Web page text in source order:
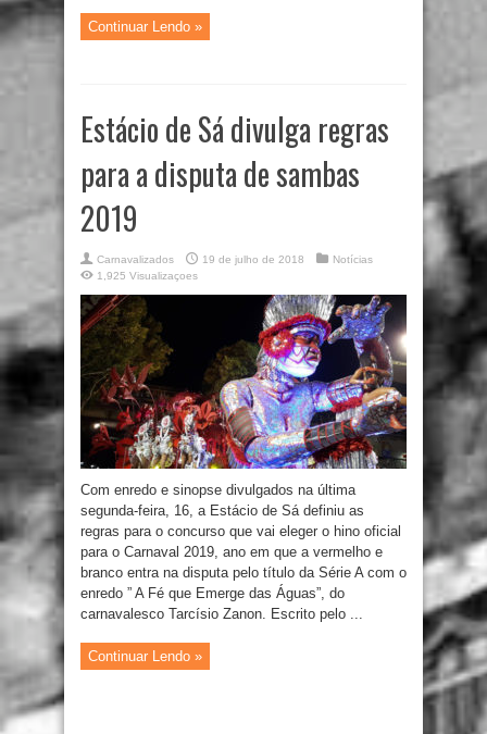
Continuar Lendo »
Estácio de Sá divulga regras
para a disputa de sambas
2019
Carnavalizados 19 de julho de 2018
Notícias
1,925 Visualizaçoes
Com enredo e sinopse divulgados na última
segunda-feira, 16, a Estácio de Sá definiu as
regras para o concurso que vai eleger o hino oficial
para o Carnaval 2019, ano em que a vermelho e
branco entra na disputa pelo título da Série A com o
enredo ” A Fé que Emerge das Águas”, do
carnavalesco Tarcísio Zanon. Escrito pelo ...
Continuar Lendo »